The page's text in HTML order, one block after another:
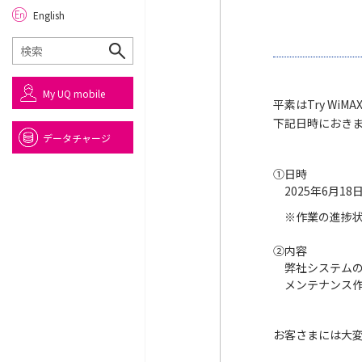
平素はTry
下記日時におき
①日時
2025年6月18
※作業の進捗
②内容
弊社システム
メンテナンス
お客さまには大
English
My UQ mobile
データチャージ